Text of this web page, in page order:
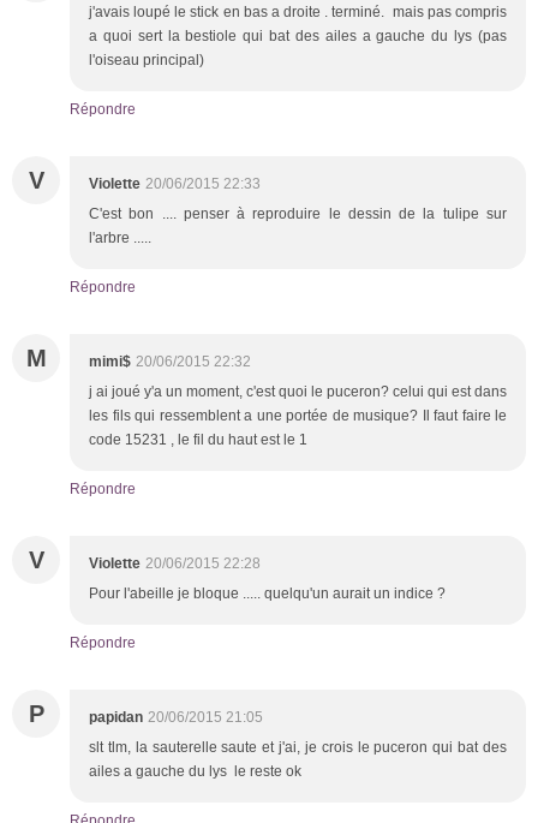
j'avais loupé le stick en bas a droite . terminé. mais pas compris
a quoi sert la bestiole qui bat des ailes a gauche du lys (pas
l'oiseau principal)
Répondre
V Violette 20/06/2015 22:33
C'est bon .... penser à reproduire le dessin de la tulipe sur
l'arbre .....
Répondre
M mimi$ 20/06/2015 22:32
j ai joué y'a un moment, c'est quoi le puceron? celui qui est dans
les fils qui ressemblent a une portée de musique? Il faut faire le
code 15231 , le fil du haut est le 1
Répondre
V Violette 20/06/2015 22:28
Pour l'abeille je bloque ..... quelqu'un aurait un indice ?
Répondre
P papidan 20/06/2015 21:05
slt tlm, la sauterelle saute et j'ai, je crois le puceron qui bat des
ailes a gauche du lys le reste ok